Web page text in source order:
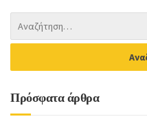
Πρόσφατα άρθρα